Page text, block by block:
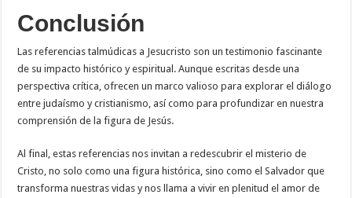
Conclusión
Las referencias talmúdicas a Jesucristo son un testimonio fascinante
de su impacto histórico y espiritual. Aunque escritas desde una
perspectiva crítica, ofrecen un marco valioso para explorar el diálogo
entre judaísmo y cristianismo, así como para profundizar en nuestra
comprensión de la figura de Jesús.
Al final, estas referencias nos invitan a redescubrir el misterio de
Cristo, no solo como una figura histórica, sino como el Salvador que
transforma nuestras vidas y nos llama a vivir en plenitud el amor de